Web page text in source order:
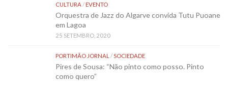
CULTURA /EVENTO
Orquestra de Jazz do Algarve convida Tutu Puoane
em Lagoa
25 SETEMBRO, 2020
PORTIMÃO JORNAL / SOCIEDADE
Pires de Sousa: “Não pinto como posso. Pinto
como quero”